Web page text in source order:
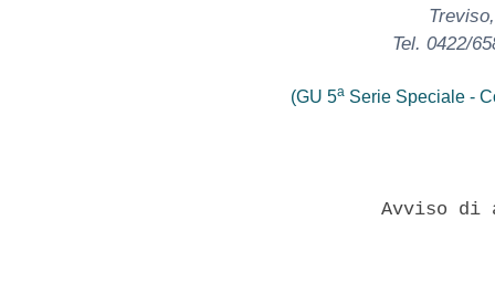
Tel. 0422/
(GU 5a Serie Speciale -
Avviso